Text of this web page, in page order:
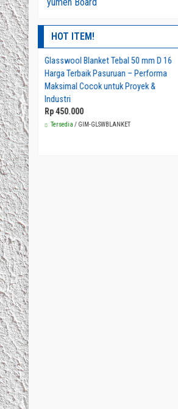
Rockwool Pipa
Rockwool Slab
HOT ITEM!
Tebal 9
Plafon
Glasswool Blanket Tebal 50 mm D 16
Harga Terbaik Pasuruan – Performa
Maksimal Cocok untuk Proyek &
Industri
Rp 450.000
Tersedia/ GIM-GLSWBLANKET